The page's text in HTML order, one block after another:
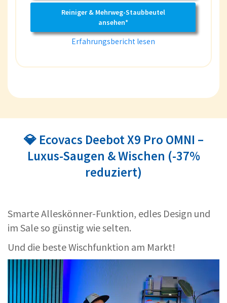
Reiniger & Mehrweg-Staubbeutel
ansehen*
Erfahrungsbericht lesen
💎 Ecovacs Deebot X9 Pro OMNI –
Luxus-Saugen & Wischen (-37%
reduziert)
Smarte Alleskönner-Funktion, edles Design und
im Sale so günstig wie selten.
Und die beste Wischfunktion am Markt!